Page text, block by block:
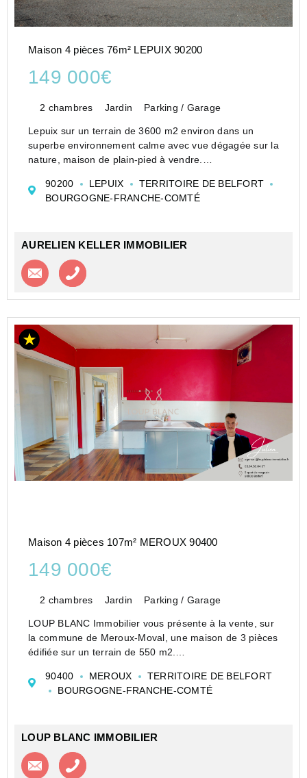
Maison 4 pièces 76m² LEPUIX 90200
149 000€
2 chambres Jardin Parking / Garage
Lepuix sur un terrain de 3600 m2 environ dans un
superbe environnement calme avec vue dégagée sur la
nature, maison de plain-pied à vendre.
immobilier avec cette maison accompagnée de 2
chambres avec comble e...
90200 LEPUIX
TERRITOIRE DE BELFORT
BOURGOGNE-FRANCHE-COMTÉ
AURELIEN KELLER IMMOBILIER
Contacter l'agence
Maison 4 pièces 107m² MEROUX 90400
149 000€
2 chambres Jardin Parking / Garage
LOUP BLANC Immobilier vous présente à la vente, sur
la commune de Meroux-Moval, une maison de 3 pièces
édifiée sur un terrain de 550 m2.
Elle se compose, au rez-de-chaussée, d'un salon, salle
à manger ...
90400 MEROUX
TERRITOIRE DE BELFORT
BOURGOGNE-FRANCHE-COMTÉ
LOUP BLANC IMMOBILIER
Contacter l'agence